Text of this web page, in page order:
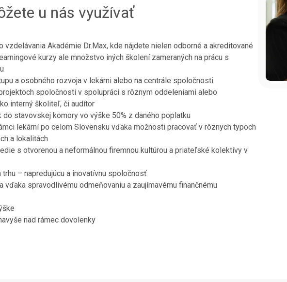
u nás využívať
vzdelávania Akadémie Dr.Max, kde nájdete nielen odborné a akreditované
kurzy ale množstvo iných školení zameraných na prácu s
a osobného rozvoja v lekárni alebo na centrále spoločnosti
spoločnosti v spolupráci s rôznym oddeleniami alebo
interný školiteľ, či audítor
stavovskej komory vo výške 50% z daného poplatku
lekární po celom Slovensku vďaka možnosti pracovať v rôznych typoch
a lokalitách
s otvorenou a neformálnou firemnou kultúrou a priateľské kolektívy v
trhu – napredujúcu a inovatívnu spoločnosť
vďaka spravodlivému odmeňovaniu a zaujímavému finančnému
nad rámec dovolenky